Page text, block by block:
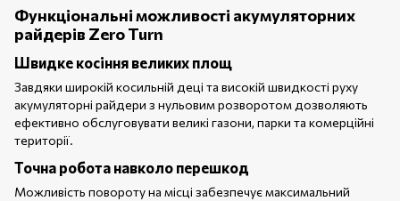
Функціональні можливості акумуляторних
райдерів Zero Turn
Швидке косіння великих площ
Завдяки широкій косильній деці та високій швидкості руху
акумуляторні райдери з нульовим розворотом дозволяють
ефективно обслуговувати великі газони, парки та комерційні
території.
Точна робота навколо перешкод
Можливість повороту на місці забезпечує максимальний